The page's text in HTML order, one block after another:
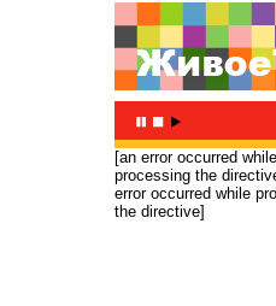
[an error occurred while
processing the
error occurred while
the directive]